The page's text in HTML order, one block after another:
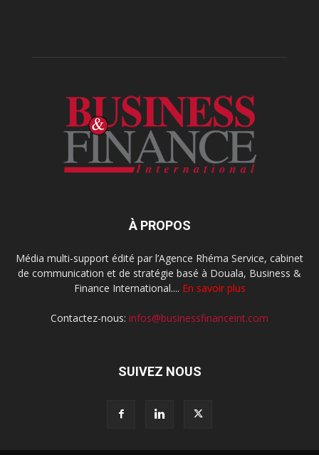
À PROPOS
Média multi-support édité par l’Agence Rhéma Service, cabinet
de communication et de stratégie basé à Douala, Business &
Finance International.... En savoir plus
Contactez-nous: infos@businessfinanceint.com
SUIVEZ NOUS